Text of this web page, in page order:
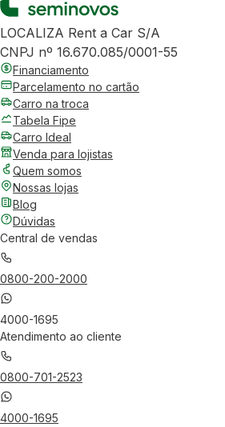
LOCALIZA Rent a Car S/A
CNPJ nº 16.670.085/0001-55
Financiamento
Parcelamento no cartão
Carro na troca
Tabela Fipe
Carro Ideal
Venda para lojistas
Quem somos
Nossas lojas
Blog
Dúvidas
Central de vendas
0800-200-2000
4000-1695
Atendimento ao cliente
0800-701-2523
4000-1695